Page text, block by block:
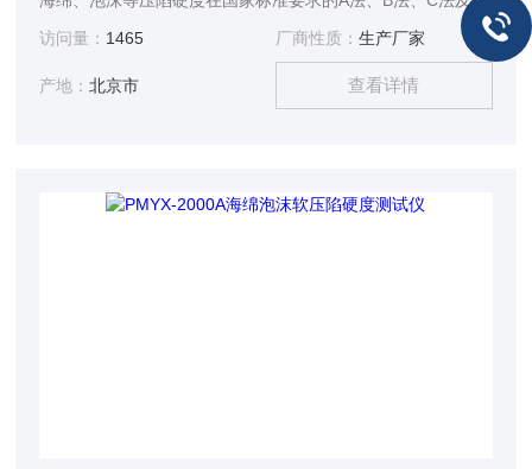
它试验条件下对标准尺寸的海绵、泡沫等试样进行标准的测
试，测定海绵、泡沫等材料的凹入硬度指数、凹入硬度特性、
凹入硬度检验以及压缩应力的测试。
访问量： 1465 厂商性质： 生产厂家
产地：北京市 查看详情